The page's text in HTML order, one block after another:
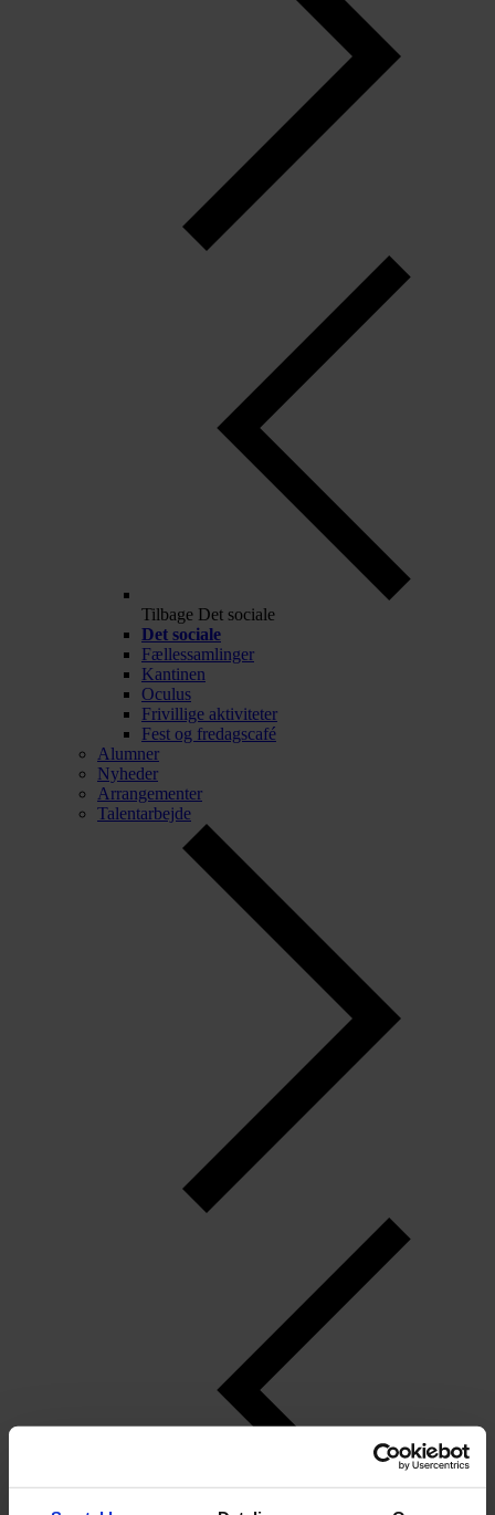
Tilbage Det sociale
Det sociale
Fællessamlinger
Kantinen
Oculus
Frivillige aktiviteter
Fest og fredagscafé
Alumner
Nyheder
Arrangementer
Talentarbejde